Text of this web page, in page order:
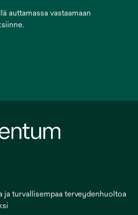
auttamassa vastaamaan
ja turvallisempaa terveydenhuoltoa